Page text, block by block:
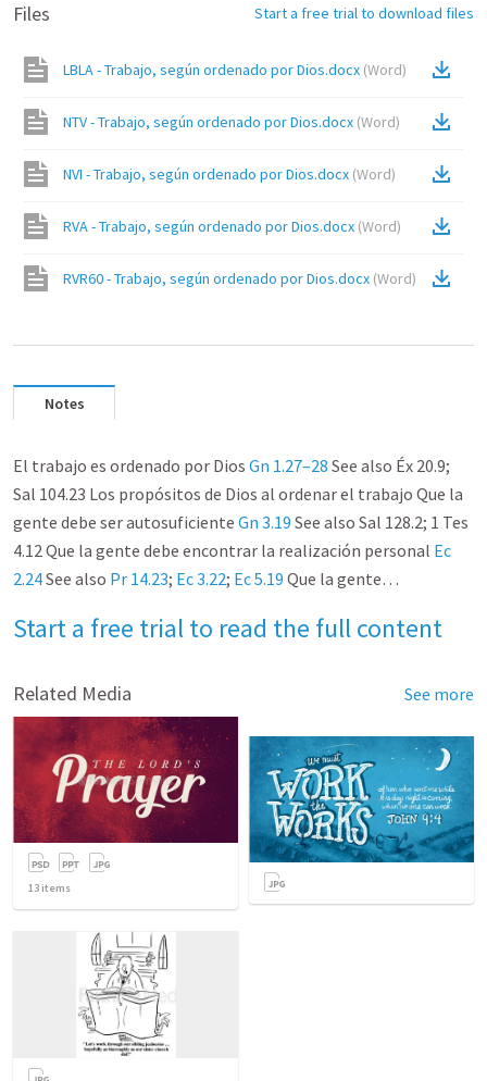
Files Start a free trial to download files
LBLA - Trabajo, según ordenado por Dios.docx (Word)
NTV - Trabajo, según ordenado por Dios.docx (Word)
NVI - Trabajo, según ordenado por Dios.docx (Word)
RVA - Trabajo, según ordenado por Dios.docx (Word)
RVR60 - Trabajo, según ordenado por Dios.docx (Word)
Notes
El trabajo es ordenado por Dios Gn 1.27–28 See also Éx 20.9;
Sal 104.23 Los propósitos de Dios al ordenar el trabajo Que la
gente debe ser autosuficiente Gn 3.19 See also Sal 128.2; 1 Tes
4.12 Que la gente debe encontrar la realización personal Ec
2.24See also Pr 14.23; Ec 3.22; Ec 5.19 Que la gente…
Start a free trial to read the full content
Related Media See more
13 items